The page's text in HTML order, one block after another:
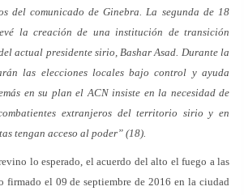
del comunicado de Ginebra. La segunda de 18
la creación de una institución de transición
actual presidente sirio, Bashar Asad. Durante la
las elecciones locales bajo control y ayuda
en su plan el ACN insiste en la necesidad de
extranjeros del territorio sirio y en
tengan acceso al poder” (18).
lo esperado, el acuerdo del alto el fuego a las
firmado el 09 de septiembre de 2016 en la ciudad